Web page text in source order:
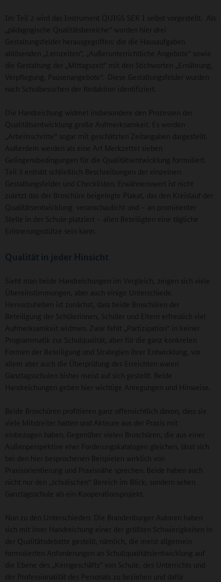
Im Teil 2 wird das Instrument QUIGS SEK I selbst vorgestellt. Als
„pädagogische Qualitätsbereiche“ wurden hier drei
Gestaltungsfelder herausgegriffen: die die Hausaufgaben
ablösenden „Lernzeiten“, „Außerunterrichtliche Angebote“ sowie
die Gestaltung der „Mittagszeit“ mit den Stichworten „Ernährung,
Verpflegung, Pausenangebote“. Diese Gestaltungsfelder wurden
nach Schulbesuchen der Redaktion identifiziert.
Die Handreichung widmet insbesondere den Prozessen der
Qualitätsentwicklung große Aufmerksamkeit. Es werden
„Arbeitsschritte“ sogar mit geschätzten Zeitangaben dargestellt.
Außerdem werden als eine Art Merkzettel sieben
Gelingensbedingungen für die Qualitätsentwicklung formuliert.
Teil 3 enthält schließlich Beschreibungen der einzelnen
Gestaltungsfelder und Checklisten. Erwähnenswert ist nicht
zuletzt das der Broschüre beigelegte Plakat, das den Kreislauf der
Qualitätsentwicklung veranschaulicht und – an prominenter
Stelle in der Schule platziert – allen Beteiligten eine tägliche
Erinnerungsstütze sein kann.
Qualität in jeder Hinsicht
Sieht man beide Handreichungen im Vergleich, zeigen sich viele
Übereinstimmungen, aber auch einige Unterschiede.
Hervorzuheben ist zunächst, dass beide Broschüren der
Beteiligung der Schülerinnen, Schüler und Eltern erfreulich viel
Aufmerksamkeit widmen. Zwar fehlt „Partizipation“ in keiner
Programmatik zur Schulqualität, aber für die ganz konkreten
Formen der Beteiligung und Strategien ihrer Entwicklung, vor
allem aber auch die Überprüfung des Erreichten waren
Ganztagsschulen bisher meist auf sich gestellt. Beide
Handreichungen geben hier wichtige Anregungen und Hinweise.
Beide Broschüren profitieren ganz offensichtlich davon, dass sie
viele Mitstreiter hatten und Akteure aus der Praxis mit
einbezogen haben. Gegenüber vielen Broschüren, die aus einer
Außenperspektive eher Forderungskatalogen gleichen, lässt sich
bei den hier besprochenen Beispielen wirklich von
Praxisorientierung und Praxisnähe sprechen. Beide haben auch
nicht nur den „schulischen“ Bereich im Blick, sondern sehen
Ganztagsschule als ein Kooperationsprojekt.
Nun zu den Unterschieden: Die Brandenburger Autoren haben
sich mit ihrer Handreichung einer der größten Schwierigkeiten in
der Qualitätsdebatte gestellt, nämlich, die meist allgemein
formulierten Anforderungen an Schul(qualitäts)entwicklung auf
die Ebene des „Kerngeschäfts“ von Schule, des Unterrichts und
der Professionalität des Personals zu beziehen und dafür